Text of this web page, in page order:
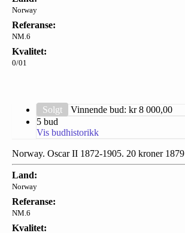
Norway
Referanse:
NM.6
Kvalitet:
0/01
Solgt Vinnende bud: kr8 000,00
5 bud
Vis budhistorikk
Norway. Oscar II 1872-1905. 20 kroner 1879
Land:
Norway
Referanse:
NM.6
Kvalitet: